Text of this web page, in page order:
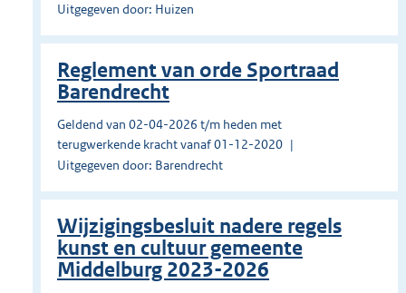
Uitgegeven door: Huizen
Reglement van orde Sportraad
Barendrecht
Geldend van 02-04-2026 t/m heden met
terugwerkende kracht vanaf 01-12-2020
Uitgegeven door: Barendrecht
Wijzigingsbesluit nadere regels
kunst en cultuur gemeente
Middelburg 2023-2026